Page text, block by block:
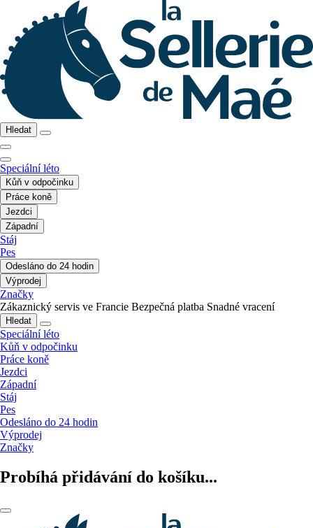
Hledat
Speciální léto
Kůň v odpočinku
Práce koně
Jezdci
Západní
Stáj
Pes
Odesláno do 24 hodin
Výprodej
Značky
Zákaznický servis ve Francie Bezpečná platba Snadné vracení
Hledat
Speciální léto
Kůň v odpočinku
Práce koně
Jezdci
Západní
Stáj
Pes
Odesláno do 24 hodin
Výprodej
Značky
Probíhá přidávání do košíku...